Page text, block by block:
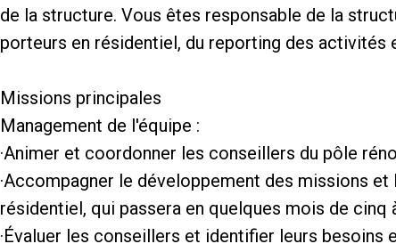
de la structure. Vous êtes responsable de la
porteurs en résidentiel, du reporting des activités
Missions principales
Management de l'équipe :
·Animer et coordonner les conseillers du pôle
·Accompagner le développement des missions
résidentiel, qui passera en quelques mois de cinq
·Évaluer les conseillers et identifier leurs besoins